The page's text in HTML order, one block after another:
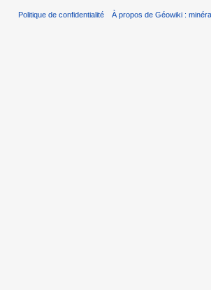
Politique de confidentialité À propos de Géowiki :